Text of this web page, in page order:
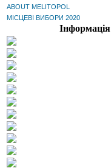
ABOUT MELITOPOL
МІСЦЕВІ ВИБОРИ 2020
Інформація